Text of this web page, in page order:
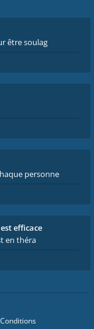
être soulag
personne
efficace
en théra
Conditions